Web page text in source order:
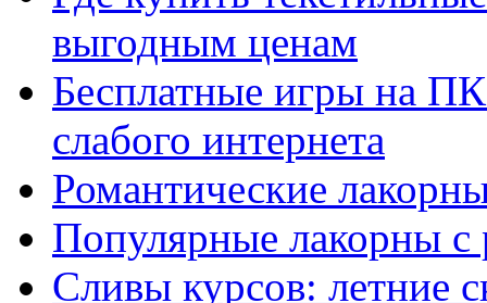
выгодным ценам
Бесплатные игры на
слабого интернета
Романтические
Популярные лакорны с
Сливы курсов: летние